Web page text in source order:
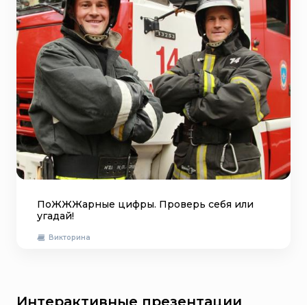
ПоЖЖЖарные цифры. Проверь себя или
угадай!
Викторина
Интерактивные презентации